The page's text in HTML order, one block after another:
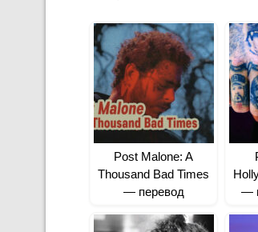
Post Malone: A
Thousand Bad Times
— перевод
—